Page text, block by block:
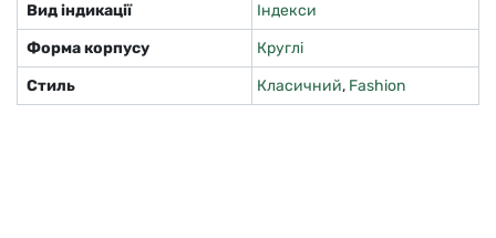
Вид індикації
Індекси
Форма корпусу
Круглі
Стиль
Класичний, Fashion